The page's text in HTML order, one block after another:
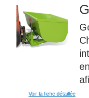
Voir la fiche détaillée